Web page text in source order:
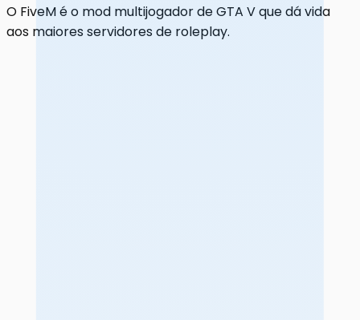
O FiveM é o mod multijogador de GTA V que dá vida
aos maiores servidores de roleplay.